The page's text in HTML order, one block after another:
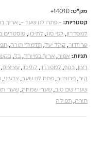
מק"ט: 1401D+
קטגוריות: - פתח לנו שער -, ארוך
למסדרון, לפי סוג, לתיכון, פוסטרים
פרוזדור, קהל יעד, תלמודי תורה,
תגיות: אפור, ארוך במיוחד, בז',
רצון, כסף, למסדרון, לתיכון, עציצים,
קיר, פרוזדור, פתח לנו שער, צבעוני,
שערי שם טוב, שערי שמחה,שערי
תורה, תפילה